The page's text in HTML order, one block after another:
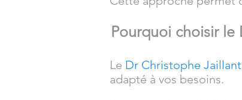
Pourquoi choisir le
Le Dr Christophe Jaillant
adapté à vos besoins.